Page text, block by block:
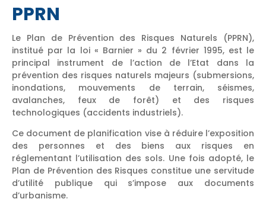
PPRN
Le Plan de Prévention des Risques Naturels (PPRN),
institué par la loi « Barnier » du 2 février 1995, est le
principal instrument de l’action de l’Etat dans la
prévention des risques naturels majeurs (submersions,
inondations, mouvements de terrain, séismes,
avalanches, feux de forêt) et des risques
technologiques (accidents industriels).
Ce document de planification vise à réduire l’exposition
des personnes et des biens aux risques en
réglementant l’utilisation des sols. Une fois adopté, le
Plan de Prévention des Risques constitue une servitude
d’utilité publique qui s’impose aux documents
d’urbanisme.